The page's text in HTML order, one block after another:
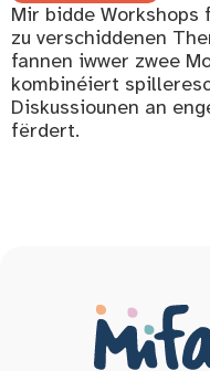
Mir bidde Workshops
zu verschiddenen
fannen iwwer zwee
kombinéiert
Diskussiounen an
fërdert.